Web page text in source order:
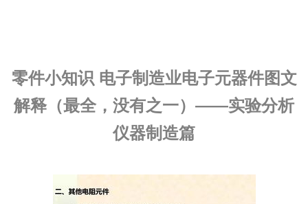
零件小知识 电子制造业电子元器件图文
解释（最全，没有之一）——实验分析
仪器制造篇